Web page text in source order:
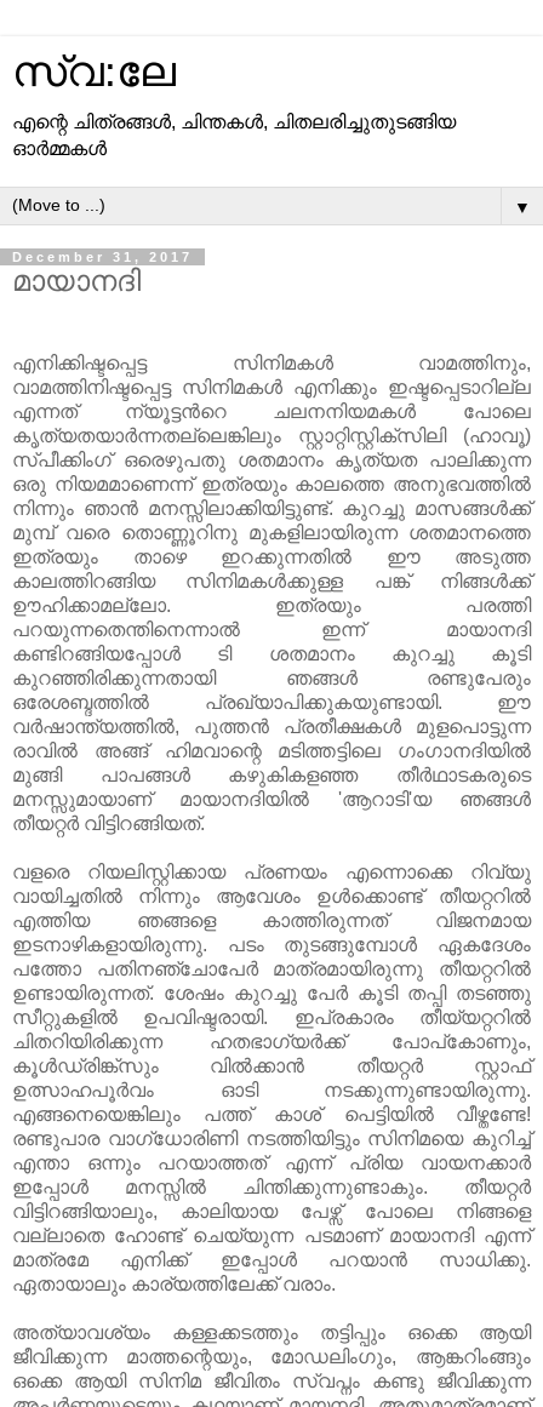
സ്വ:ലേ
എന്റെ ചിത്രങ്ങള്‍, ചിന്തകള്‍, ചിതലരിച്ചുതുടങ്ങിയ
ഓര്‍മ്മകള്‍
▼
December 31, 2017
മായാനദി
എനിക്കിഷ്ടപ്പെട്ട സിനിമകള്‍ വാമത്തിനും,
വാമത്തിനിഷ്ടപ്പെട്ട സിനിമകള്‍ എനിക്കും ഇഷ്ടപ്പെടാറില്ല
എന്നത് ന്യൂട്ടന്‍റെ ചലനനിയമകള്‍ പോലെ
കൃത്യതയാര്‍ന്നതല്ലെങ്കിലും സ്റ്റാറ്റിസ്റ്റിക്സിലി (ഹാവൂ)
സ്പീക്കിംഗ് ഒരെഴുപതു ശതമാനം കൃത്യത പാലിക്കുന്ന
ഒരു നിയമമാണെന്ന് ഇത്രയും കാലത്തെ അനുഭവത്തില്‍
നിന്നും ഞാന്‍ മനസ്സിലാക്കിയിട്ടുണ്ട്. കുറച്ചു മാസങ്ങള്‍ക്ക്
മുമ്പ് വരെ തൊണ്ണൂറിനു മുകളിലായിരുന്ന ശതമാനത്തെ
ഇത്രയും താഴെ ഇറക്കുന്നതില്‍ ഈ അടുത്ത
കാലത്തിറങ്ങിയ സിനിമകള്‍ക്കുള്ള പങ്ക് നിങ്ങള്‍ക്ക്
ഊഹിക്കാമല്ലോ. ഇത്രയും പരത്തി
പറയുന്നതെന്തിനെന്നാല്‍ ഇന്ന് മായാനദി
കണ്ടിറങ്ങിയപ്പോള്‍ ടി ശതമാനം കുറച്ചു കൂടി
കുറഞ്ഞിരിക്കുന്നതായി ഞങ്ങള്‍ രണ്ടുപേരും
ഒരേശബ്ദത്തില്‍ പ്രഖ്യാപിക്കുകയുണ്ടായി. ഈ
വര്‍ഷാന്ത്യത്തില്‍, പുത്തന്‍ പ്രതീക്ഷകള്‍ മുളപൊട്ടുന്ന
രാവില്‍ അങ്ങ് ഹിമവാന്റെ മടിത്തട്ടിലെ ഗംഗാനദിയില്‍
മുങ്ങി പാപങ്ങള്‍ കഴുകികളഞ്ഞ തീര്‍ഥാടകരുടെ
മനസ്സുമായാണ് മായാനദിയില്‍ 'ആറാടി'യ ഞങ്ങള്‍
തീയറ്റര്‍ വിട്ടിറങ്ങിയത്.
വളരെ റിയലിസ്റ്റിക്കായ പ്രണയം എന്നൊക്കെ റിവ്യു
വായിച്ചതില്‍ നിന്നും ആവേശം ഉള്‍ക്കൊണ്ട് തീയറ്ററില്‍
എത്തിയ ഞങ്ങളെ കാത്തിരുന്നത് വിജനമായ
ഇടനാഴികളായിരുന്നു. പടം തുടങ്ങുമ്പോള്‍ ഏകദേശം
പത്തോ പതിനഞ്ചോപേര്‍ മാത്രമായിരുന്നു തീയറ്ററില്‍
ഉണ്ടായിരുന്നത്. ശേഷം കുറച്ചു പേര്‍ കൂടി തപ്പി തടഞ്ഞു
സീറ്റുകളില്‍ ഉപവിഷ്ടരായി. ഇപ്രകാരം തീയ്യറ്ററില്‍
ചിതറിയിരിക്കുന്ന ഹതഭാഗ്യര്‍ക്ക് പോപ്കോണും,
കൂള്‍ഡ്രിങ്ക്സും വില്‍ക്കാന്‍ തീയറ്റര്‍ സ്റ്റാഫ്
ഉത്സാഹപൂര്‍വം ഓടി നടക്കുന്നുണ്ടായിരുന്നു.
എങ്ങനെയെങ്കിലും പത്ത് കാശ് പെട്ടിയില്‍ വീഴ്തണ്ടേ!
രണ്ടുപാര വാഗ്ധോരിണി നടത്തിയിട്ടും സിനിമയെ കുറിച്ച്
എന്താ ഒന്നും പറയാത്തത് എന്ന് പ്രിയ വായനക്കാര്‍
ഇപ്പോള്‍ മനസ്സില്‍ ചിന്തിക്കുന്നുണ്ടാകും. തീയറ്റര്‍
വിട്ടിറങ്ങിയാലും, കാലിയായ പേഴ്സ് പോലെ നിങ്ങളെ
വല്ലാതെ ഹോണ്ട് ചെയ്യുന്ന പടമാണ് മായാനദി എന്ന്
മാത്രമേ എനിക്ക് ഇപ്പോള്‍ പറയാന്‍ സാധിക്കു.
ഏതായാലും കാര്യത്തിലേക്ക് വരാം.
അത്യാവശ്യം കള്ളക്കടത്തും തട്ടിപ്പും ഒക്കെ ആയി
ജീവിക്കുന്ന മാത്തന്റെയും, മോഡലിംഗും, ആങ്കറിംങ്ങും
ഒക്കെ ആയി സിനിമ ജീവിതം സ്വപ്നം കണ്ടു ജീവിക്കുന്ന